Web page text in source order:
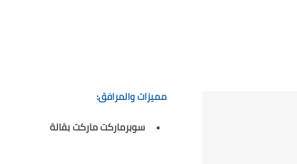
مميزات والمرافق:
سوبرماركت ماركت بقالة